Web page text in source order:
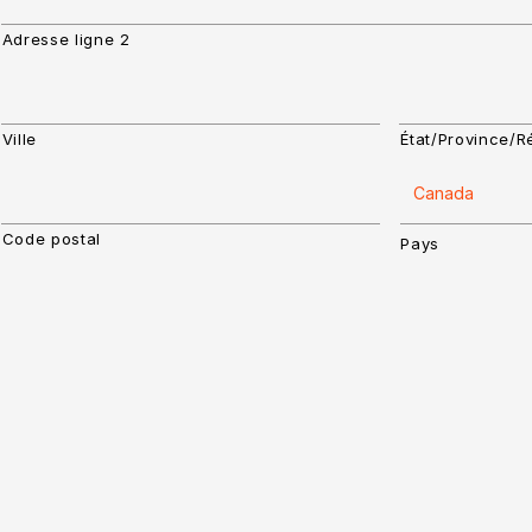
Adresse ligne 2
Ville État/Province/
Code postal Pays